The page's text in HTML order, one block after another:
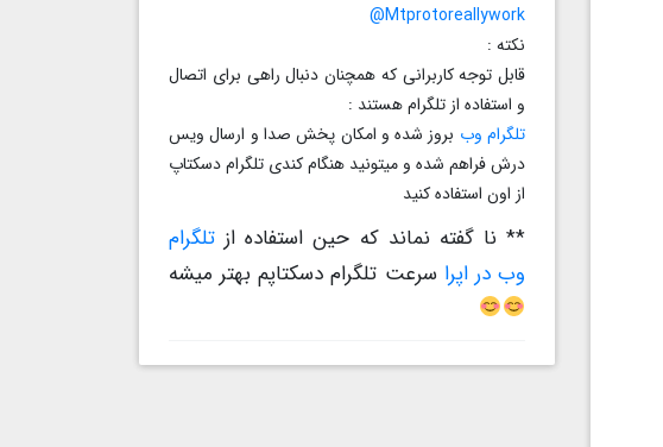
Mtprotoreallywork@
نکته :
قابل توجه کاربرانی که همچنان دنبال راهی برای اتصال
و استفاده از تلگرام هستند :
تلگرام وب بروز شده و امکان پخش صدا و ارسال ویس
درش فراهم شده و میتونید هنگام کندی تلگرام دسکتاپ
از اون استفاده کنید
** نا گفته نماند که حین استفاده از تلگرام
وب در اپرا سرعت تلگرام دسکتاپم بهتر میشه